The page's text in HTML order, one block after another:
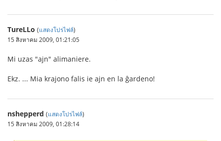
TureLLo (แสดงโปรไฟล์)
15 สิงหาคม 2009, 01:21:05
Mi uzas "ajn" alimaniere.
Ekz. ... Mia krajono falis ie ajn en la ĝardeno!
nshepperd (แสดงโปรไฟล์)
15 สิงหาคม 2009, 01:28:14